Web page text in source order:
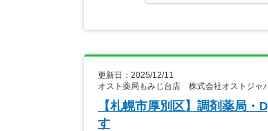
更新日：2025/12/11
オスト薬局もみじ台店 株式会社オストジャ
【札幌市厚別区】調剤薬局
す